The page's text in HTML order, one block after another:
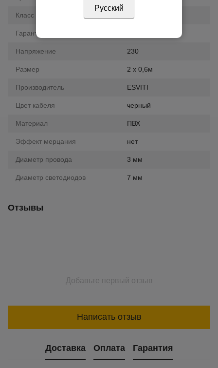
Класс влагозащиты
Гарантия
Напряжение 230
Размер 2 x 0,6м
Производитель ESVITI
Цвет кабеля черный
Материал ПВХ
Эффект мерцания нет
Диаметр провода 3 мм
Диаметр светодиодов 7 мм
Отзывы
Добавьте первый отзыв
Написать отзыв
Доставка Оплата Гарантия
Русский